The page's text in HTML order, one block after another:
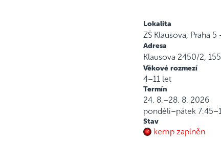
Lokalita
ZŠ Klausova, Praha
Adresa
Klausova 2450/2,
Věkové rozmezí
4–11 let
Termín
24. 8.–28. 8. 2026
pondělí–pátek
Stav
kemp zaplněn